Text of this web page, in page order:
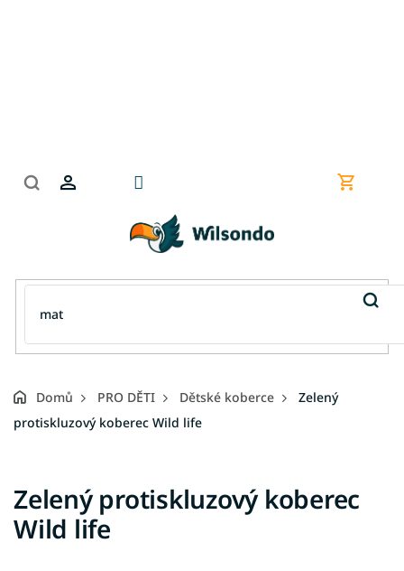
Nákupní
Domů PRO DĚTI Dětské koberce
Zelený
protiskluzový koberec Wild life
Zelený protiskluzový koberec
Wild life